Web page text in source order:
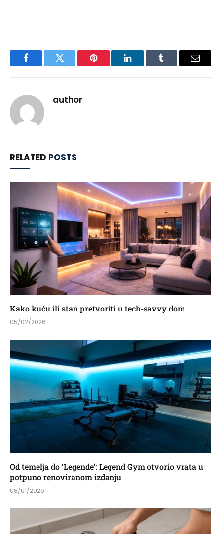
FacebookTwitter Pinterest LinkedInTumblr Email
author
RELATED POSTS
Kako kuću ili stan pretvoriti u tech-savvy dom
05/02/2026
Od temelja do ‘Legende’: Legend Gym otvorio vrata u
potpuno renoviranom izdanju
08/01/2026